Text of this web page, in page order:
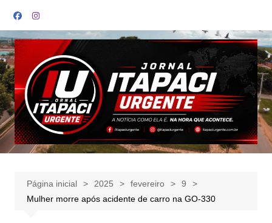
para
o
conteúdo
Página inicial 2025 fevereiro
9
Mulher morre após acidente de carro na GO-330